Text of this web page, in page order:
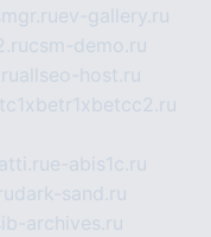
ev-gallery.ru
csm-demo.ru
allseo-host.ru
e-abis1c.ru
dark-sand.ru
archives.ru